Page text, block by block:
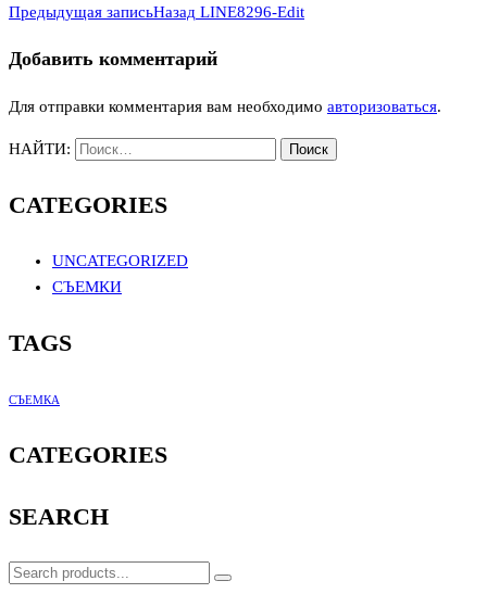
Предыдущая записьНазад LINE8296-Edit
Добавить комментарий
Для отправки комментария вам необходимо авторизоваться.
НАЙТИ:
CATEGORIES
UNCATEGORIZED
СЪЕМКИ
TAGS
СЪЕМКА
CATEGORIES
SEARCH